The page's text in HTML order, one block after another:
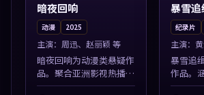
暗夜回响
动漫 2025
主演： 周迅、赵丽颖 等
暗夜回响为动漫类悬疑作
品。聚合亚洲影视热播内
容，高清免费在线观看，
暴雪追
纪录片
主演：
暴雪追
作品。
与综艺